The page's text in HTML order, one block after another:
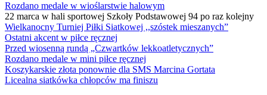
Rozdano medale w wioślarstwie halowym
22 marca w hali sportowej Szkoły Podstawowej 94 po raz kolejny
Wielkanocny Turniej Piłki Siatkowej ,,szóstek mieszanych”
Ostatni akcent w piłce ręcznej
Przed wiosenną rundą „Czwartków lekkoatletycznych”
Rozdano medale w mini piłce ręcznej
Koszykarskie złota ponownie dla SMS Marcina Gortata
Licealna siatkówka chłopców ma finiszu